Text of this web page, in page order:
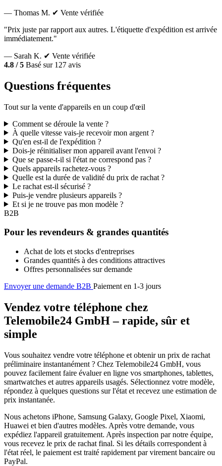
— Thomas M. ✔ Vente vérifiée
"Prix juste par rapport aux autres. L'étiquette d'expédition est arrivée
immédiatement."
— Sarah K. ✔ Vente vérifiée
4.8 / 5 Basé sur 127 avis
Questions fréquentes
Tout sur la vente d'appareils en un coup d'œil
Comment se déroule la vente ?
À quelle vitesse vais-je recevoir mon argent ?
Qu'en est-il de l'expédition ?
Dois-je réinitialiser mon appareil avant l'envoi ?
Que se passe-t-il si l'état ne correspond pas ?
Quels appareils rachetez-vous ?
Quelle est la durée de validité du prix de rachat ?
Le rachat est-il sécurisé ?
Puis-je vendre plusieurs appareils ?
Et si je ne trouve pas mon modèle ?
B2B
Pour les revendeurs & grandes quantités
Achat de lots et stocks d'entreprises
Grandes quantités à des conditions attractives
Offres personnalisées sur demande
Envoyer une demande B2B Paiement en 1-3 jours
Vendez votre téléphone chez
Telemobile24 GmbH – rapide, sûr et
simple
Vous souhaitez vendre votre téléphone et obtenir un prix de rachat
préliminaire instantanément ? Chez Telemobile24 GmbH, vous
pouvez facilement faire évaluer en ligne vos smartphones, tablettes,
smartwatches et autres appareils usagés. Sélectionnez votre modèle,
répondez à quelques questions sur l'état et recevez une estimation de
prix instantanée.
Nous achetons iPhone, Samsung Galaxy, Google Pixel, Xiaomi,
Huawei et bien d'autres modèles. Après votre demande, vous
expédiez l'appareil gratuitement. Après inspection par notre équipe,
vous recevez le prix de rachat final. Si les détails correspondent à
l'état réel, le paiement est traité rapidement par virement bancaire ou
PayPal.